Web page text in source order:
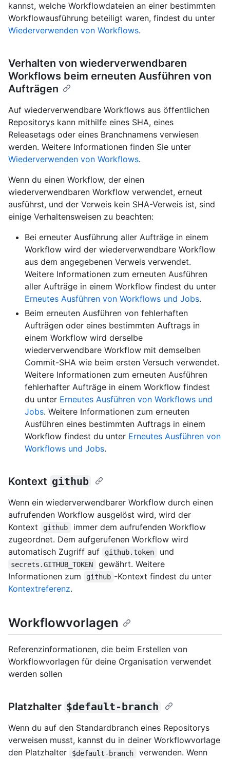
kannst, welche Workflowdateien an einer bestimmten
Workflowausführung beteiligt waren, findest du unter
Wiederverwenden von Workflows.
Verhalten von wiederverwendbaren
Workflows beim erneuten Ausführen von
Aufträgen
Auf wiederverwendbare Workflows aus öffentlichen
Repositorys kann mithilfe eines SHA, eines
Releasetags oder eines Branchnamens verwiesen
werden. Weitere Informationen finden Sie unter
Wiederverwenden von Workflows.
Wenn du einen Workflow, der einen
wiederverwendbaren Workflow verwendet, erneut
ausführst, und der Verweis kein SHA-Verweis ist, sind
einige Verhaltensweisen zu beachten:
Bei erneuter Ausführung aller Aufträge in einem
Workflow wird der wiederverwendbare Workflow
aus dem angegebenen Verweis verwendet.
Weitere Informationen zum erneuten Ausführen
aller Aufträge in einem Workflow findest du unter
Erneutes Ausführen von Workflows und Jobs.
Beim erneuten Ausführen von fehlerhaften
Aufträgen oder eines bestimmten Auftrags in
einem Workflow wird derselbe
wiederverwendbare Workflow mit demselben
Commit-SHA wie beim ersten Versuch verwendet.
Weitere Informationen zum erneuten Ausführen
fehlerhafter Aufträge in einem Workflow findest
du unter Erneutes Ausführen von Workflows und
Jobs. Weitere Informationen zum erneuten
Ausführen eines bestimmten Auftrags in einem
Workflow findest du unter Erneutes Ausführen von
Workflows und Jobs.
Kontext github
Wenn ein wiederverwendbarer Workflow durch einen
aufrufenden Workflow ausgelöst wird, wird der
Kontext
github
immer dem aufrufenden Workflow
zugeordnet. Dem aufgerufenen Workflow wird
automatisch Zugriff auf
github.token und
secrets.GITHUB_TOKEN
gewährt. Weitere
Informationen zum
github -Kontext findest du unter
Kontextreferenz.
Workflowvorlagen
Referenzinformationen, die beim Erstellen von
Workflowvorlagen für deine Organisation verwendet
werden sollen
Platzhalter $default-branch
Wenn du auf den Standardbranch eines Repositorys
verweisen musst, kannst du in deiner Workflowvorlage
den Platzhalter
$default-branch
verwenden. Wenn